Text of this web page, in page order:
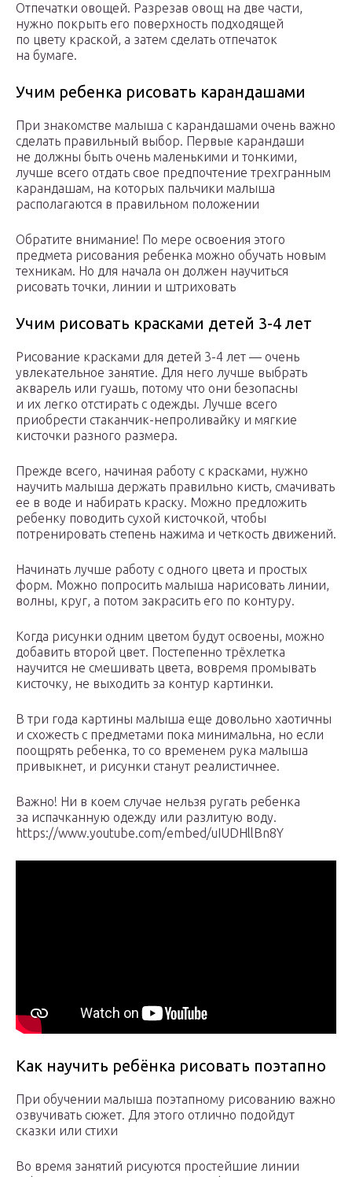
Отпечатки овощей. Разрезав овощ на две части,
нужно покрыть его поверхность подходящей
по цвету краской, а затем сделать отпечаток
на бумаге.
Учим ребенка рисовать карандашами
При знакомстве малыша с карандашами очень важно
сделать правильный выбор. Первые карандаши
не должны быть очень маленькими и тонкими,
лучше всего отдать свое предпочтение трехгранным
карандашам, на которых пальчики малыша
располагаются в правильном положении
Обратите внимание! По мере освоения этого
предмета рисования ребенка можно обучать новым
техникам. Но для начала он должен научиться
рисовать точки, линии и штриховать
Учим рисовать красками детей 3-4 лет
Рисование красками для детей 3-4 лет — очень
увлекательное занятие. Для него лучше выбрать
акварель или гуашь, потому что они безопасны
и их легко отстирать с одежды. Лучше всего
приобрести стаканчик-непроливайку и мягкие
кисточки разного размера.
Прежде всего, начиная работу с красками, нужно
научить малыша держать правильно кисть, смачивать
ее в воде и набирать краску. Можно предложить
ребенку поводить сухой кисточкой, чтобы
потренировать степень нажима и четкость движений.
Начинать лучше работу с одного цвета и простых
форм. Можно попросить малыша нарисовать линии,
волны, круг, а потом закрасить его по контуру.
Когда рисунки одним цветом будут освоены, можно
добавить второй цвет. Постепенно трёхлетка
научится не смешивать цвета, вовремя промывать
кисточку, не выходить за контур картинки.
В три года картины малыша еще довольно хаотичны
и схожесть с предметами пока минимальна, но если
поощрять ребенка, то со временем рука малыша
привыкнет, и рисунки станут реалистичнее.
Важно! Ни в коем случае нельзя ругать ребенка
за испачканную одежду или разлитую воду.
https://www.youtube.com/embed/uIUDHllBn8Y
Как научить ребёнка рисовать поэтапно
При обучении малыша поэтапному рисованию важно
озвучивать сюжет. Для этого отлично подойдут
сказки или стихи
Во время занятий рисуются простейшие линии